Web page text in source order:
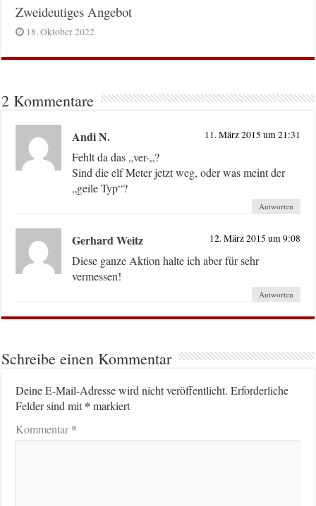
Zweideutiges Angebot
18. Oktober 2022
2 Kommentare
Andi N. 11. März 2015 um 21:31
Fehlt da das „ver-„?
Sind die elf Meter jetzt weg, oder was meint der
„geile Typ“?
Antworten
Gerhard Weitz 12. März 2015 um 9:08
Diese ganze Aktion halte ich aber für sehr
vermessen!
Antworten
Schreibe einen Kommentar
Deine E-Mail-Adresse wird nicht veröffentlicht. Erforderliche
Felder sind mit* markiert
Kommentar*